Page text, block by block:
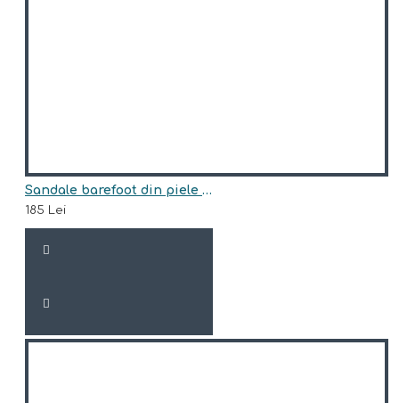
Sandale barefoot din piele naturala model AMARIS
185 Lei